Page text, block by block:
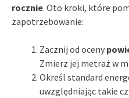
rocznie. Oto kroki, które
zapotrzebowanie:
Zacznij od oceny
Zmierz jej metraż w
Określ standard
uwzględniając takie